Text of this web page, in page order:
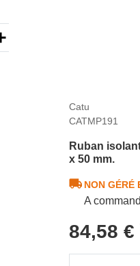
Catu
CATMP191
Ruban
x 50 mm.
NON GÉRÉ
A
84,58 €